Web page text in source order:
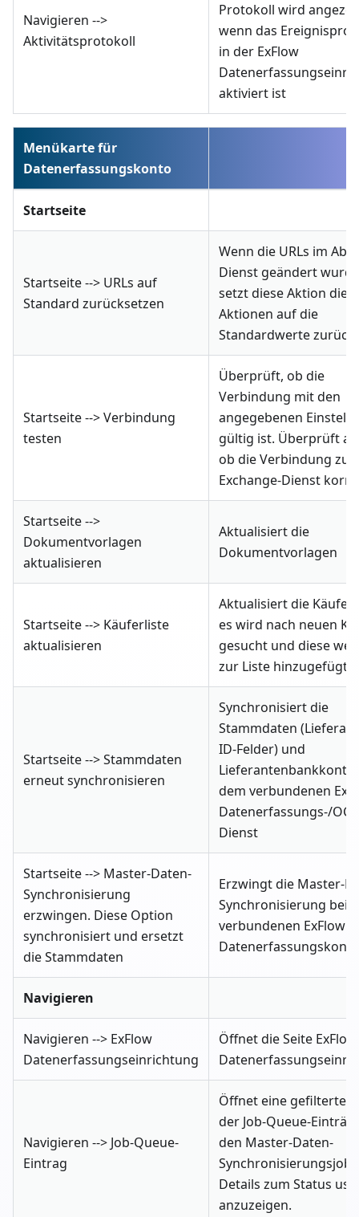
Navigieren -->
Aktivitätsprotokoll
Protokoll wird
wenn das
in der ExFlow
aktiviert ist
Menükarte für
Datenerfassungskonto
Startseite
Startseite --> URLs auf
Standard zurücksetzen
Wenn die URLs im
Dienst geändert
setzt diese Aktion die
Aktionen auf die
Standardwerte zurück.
Startseite --> Verbindung
testen
Überprüft, ob die
Verbindung mit den
angegebenen
gültig ist. Überprüft
ob die Verbindung
Exchange-Dienst
Startseite -->
Dokumentvorlagen
aktualisieren
Aktualisiert die
Dokumentvorlagen
Startseite --> Käuferliste
aktualisieren
Aktualisiert die
es wird nach neuen
gesucht und diese
zur Liste hinzugefügt
Startseite --> Stammdaten
erneut synchronisieren
Synchronisiert die
Stammdaten
ID-Felder) und
dem verbundenen
Datenerfassungs-/
Dienst
Startseite --> Master-Daten-
Synchronisierung
erzwingen. Diese Option
synchronisiert und ersetzt
die Stammdaten
Erzwingt die Master-
Synchronisierung beim
verbundenen ExFlow
Datenerfassungskonto
Navigieren
Navigieren --> ExFlow
Datenerfassungseinrichtung
Öffnet die Seite ExFlow
Navigieren --> Job-Queue-
Eintrag
Öffnet eine gefilterte
der Job-Queue-
den Master-Daten-
Synchronisierungsjob,
Details zum Status
anzuzeigen.